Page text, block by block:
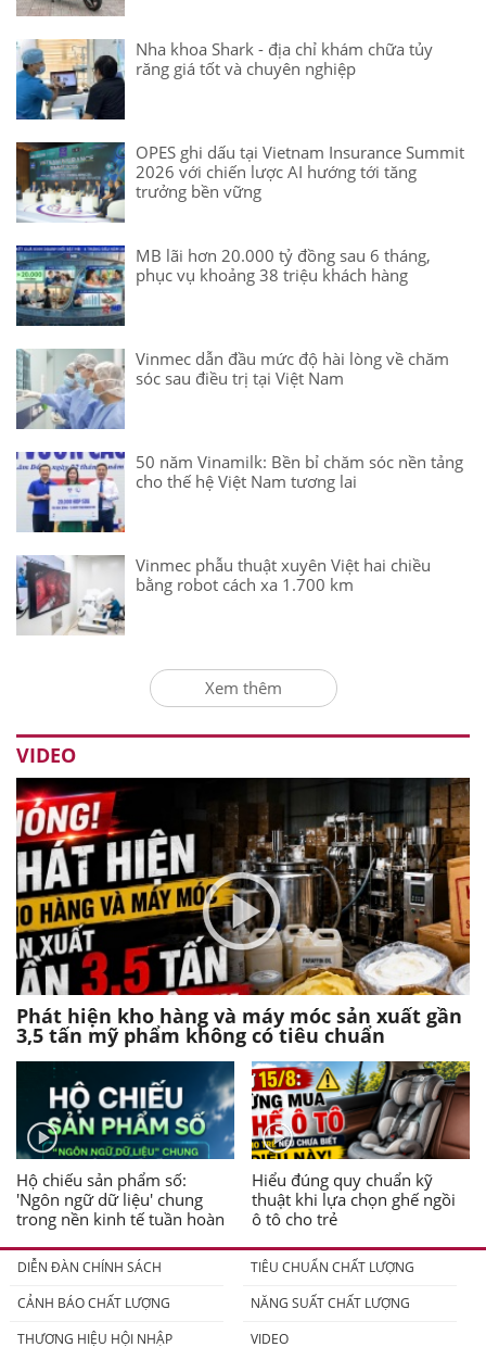
Nha khoa Shark - địa chỉ khám chữa tủy
răng giá tốt và chuyên nghiệp
OPES ghi dấu tại Vietnam Insurance Summit
2026 với chiến lược AI hướng tới tăng
trưởng bền vững
MB lãi hơn 20.000 tỷ đồng sau 6 tháng,
phục vụ khoảng 38 triệu khách hàng
Vinmec dẫn đầu mức độ hài lòng về chăm
sóc sau điều trị tại Việt Nam
50 năm Vinamilk: Bền bỉ chăm sóc nền tảng
cho thế hệ Việt Nam tương lai
Vinmec phẫu thuật xuyên Việt hai chiều
bằng robot cách xa 1.700 km
Xem thêm
VIDEO
Phát hiện kho hàng và máy móc sản xuất gần
3,5 tấn mỹ phẩm không có tiêu chuẩn
Hộ chiếu sản phẩm số:
'Ngôn ngữ dữ liệu' chung
trong nền kinh tế tuần hoàn
Hiểu đúng quy chuẩn kỹ
thuật khi lựa chọn ghế ngồi
ô tô cho trẻ
DIỄN ĐÀN CHÍNH SÁCH
TIÊU CHUẨN CHẤT LƯỢNG
CẢNH BÁO CHẤT LƯỢNG
NĂNG SUẤT CHẤT LƯỢNG
THƯƠNG HIỆU HỘI NHẬP
VIDEO